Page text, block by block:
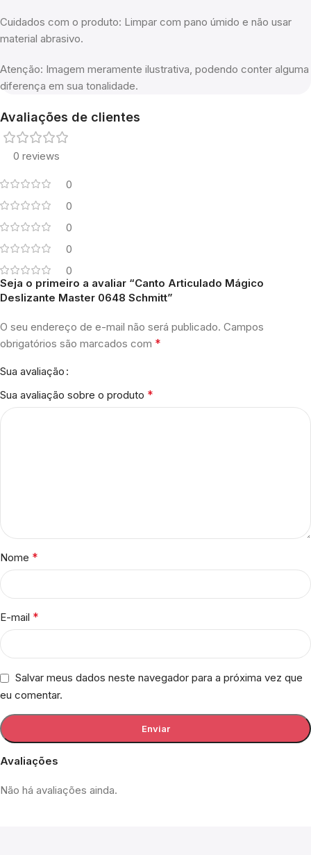
Cuidados com o produto: Limpar com pano úmido e não usar
material abrasivo.
Atenção: Imagem meramente ilustrativa, podendo conter alguma
diferença em sua tonalidade.
Avaliações de clientes
0 reviews
0
0
0
0
0
Avaliações
Não há avaliações ainda.
Seja o primeiro a avaliar “Canto Articulado Mágico
Deslizante Master 0648 Schmitt”
O seu endereço de e-mail não será publicado. Campos
obrigatórios são marcados com *
Sua avaliação
Sua avaliação sobre o produto *
Nome *
E-mail *
Salvar meus dados neste navegador para a próxima vez que
eu comentar.